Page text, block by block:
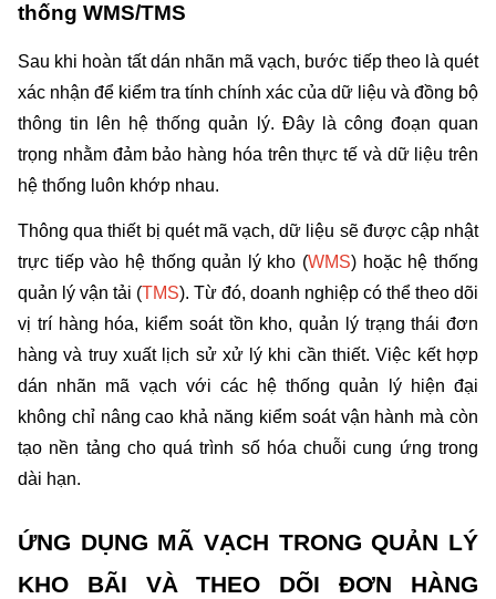
thống WMS/TMS
Sau khi hoàn tất dán nhãn mã vạch, bước tiếp theo là quét
xác nhận để kiểm tra tính chính xác của dữ liệu và đồng bộ
thông tin lên hệ thống quản lý. Đây là công đoạn quan
trọng nhằm đảm bảo hàng hóa trên thực tế và dữ liệu trên
hệ thống luôn khớp nhau.
Thông qua thiết bị quét mã vạch, dữ liệu sẽ được cập nhật
trực tiếp vào hệ thống quản lý kho (WMS) hoặc hệ thống
quản lý vận tải (TMS). Từ đó, doanh nghiệp có thể theo dõi
vị trí hàng hóa, kiểm soát tồn kho, quản lý trạng thái đơn
hàng và truy xuất lịch sử xử lý khi cần thiết. Việc kết hợp
dán nhãn mã vạch với các hệ thống quản lý hiện đại
không chỉ nâng cao khả năng kiểm soát vận hành mà còn
tạo nền tảng cho quá trình số hóa chuỗi cung ứng trong
dài hạn.
ỨNG DỤNG MÃ VẠCH TRONG QUẢN LÝ
KHO BÃI VÀ THEO DÕI ĐƠN HÀNG